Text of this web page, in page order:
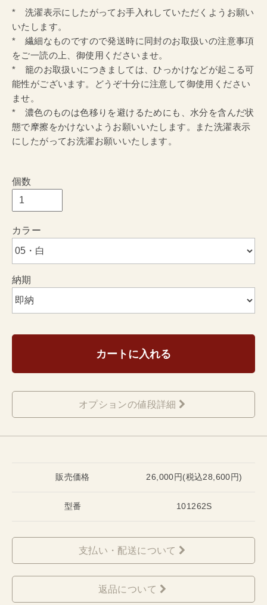
* 洗濯表示にしたがってお手入れしていただくようお願い
いたします。
* 繊細なものですので発送時に同封のお取扱いの注意事項
をご一読の上、御使用くださいませ。
* 籠のお取扱いにつきましては、ひっかけなどが起こる可
能性がございます。どうぞ十分に注意して御使用ください
ませ。
* 濃色のものは色移りを避けるためにも、水分を含んだ状
態で摩擦をかけないようお願いいたします。また洗濯表示
にしたがってお洗濯お願いいたします。
個数
カラー
納期
カートに入れる
オプションの値段詳細
販売価格 26,000円(税込28,600円)
型番 101262S
支払い・配送について
返品について